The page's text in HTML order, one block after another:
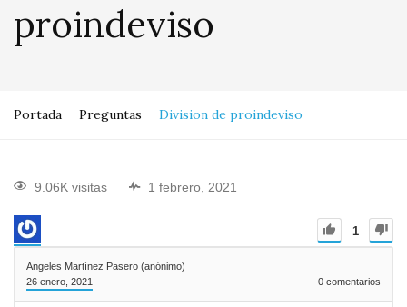
proindeviso
Portada Preguntas Division de proindeviso
9.06K visitas 1 febrero, 2021
1
Angeles Martínez Pasero (anónimo)
26 enero, 2021
0 comentarios